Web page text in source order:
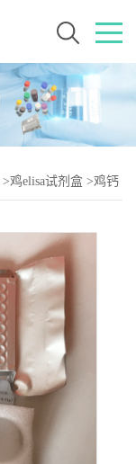
>鸡elisa试剂盒 >鸡钙